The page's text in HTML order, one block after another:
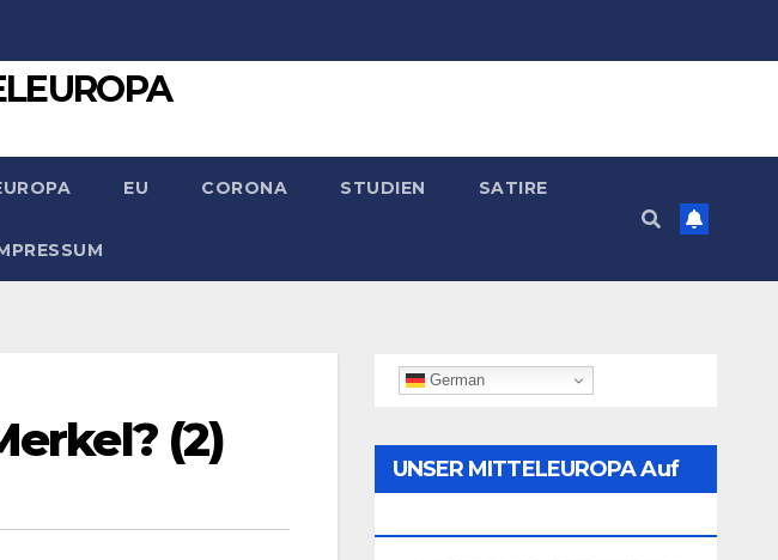
EU CORONA STUDIEN SATIRE
(2)
German
UNSER MITTELEUROPA Auf